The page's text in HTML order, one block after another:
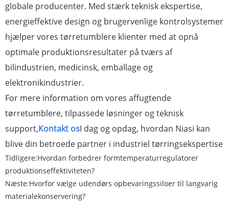
globale producenter. Med stærk teknisk ekspertise,
energieffektive design og brugervenlige kontrolsystemer
hjælper vores tørretumblere klienter med at opnå
optimale produktionsresultater på tværs af
bilindustrien, medicinsk, emballage og
elektronikindustrier.
For mere information om vores affugtende
tørretumblere, tilpassede løsninger og teknisk
support,Kontakt osI dag og opdag, hvordan Niasi kan
blive din betroede partner i industriel tørringsekspertise
Tidligere:Hvordan forbedrer formtemperaturregulatorer
produktionseffektiviteten?
Næste:Hvorfor vælge udendørs opbevaringssiloer til langvarig
materialekonservering?